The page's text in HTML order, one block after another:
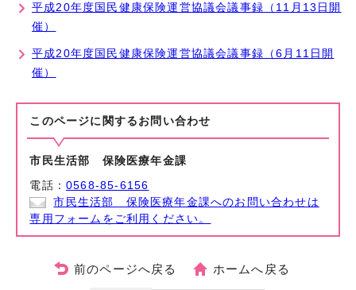
平成20年度国民健康保険運営協議会議事録（11月13日開
催）
平成20年度国民健康保険運営協議会議事録（6月11日開
催）
このページに関する お問い合わせ
市民生活部 保険医療年金課
電話：0568-85-6156
市民生活部 保険医療年金課へのお問い合わせは
専用フォームをご利用ください。
前のページへ戻る ホームへ戻る